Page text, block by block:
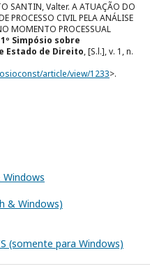
SANTIN, Valter. A ATUAÇÃO DO
PROCESSO CIVIL PELA ANÁLISE
MOMENTO PROCESSUAL
Simpósio sobre
Estado de Direito, [S.l.], v. 1, n.
article/view/1233>.
& Windows)
(somente para Windows)